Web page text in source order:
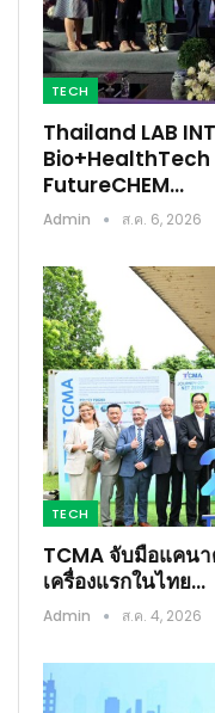
TECH
Thailand LAB
Bio+HealthTech
FutureCHEM…
Admin ส.ค. 6, 2026
TECH
TCMA จับมือแคน
เครื่องแรกในไทย…
Admin ส.ค. 4, 2026